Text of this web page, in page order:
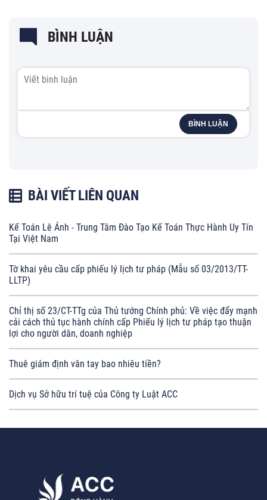
BÌNH LUẬN
BÌNH LUẬN
BÀI VIẾT LIÊN QUAN
Kế Toán Lê Ánh - Trung Tâm Đào Tạo Kế Toán Thực Hành Uy Tín
Tại Việt Nam
Tờ khai yêu cầu cấp phiếu lý lịch tư pháp (Mẫu số 03/2013/TT-
LLTP)
Chỉ thị số 23/CT-TTg của Thủ tướng Chính phủ: Về việc đẩy mạnh
cải cách thủ tục hành chính cấp Phiếu lý lịch tư pháp tạo thuận
lợi cho người dân, doanh nghiệp
Thuê giám định vân tay bao nhiêu tiền?
Dịch vụ Sở hữu trí tuệ của Công ty Luật ACC